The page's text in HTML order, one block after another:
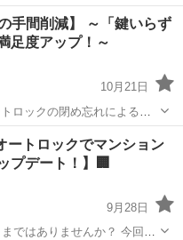
事 料金
手間削減】 ～「鍵いらず
足度アップ！～
10月21日
ックの閉め忘れによるト
📌管理者・オーナーにうれしいポイント！ ② 🏠...
ートロックでマンション
プデート！】🏢
9月28日
ではありませんか？ 今回